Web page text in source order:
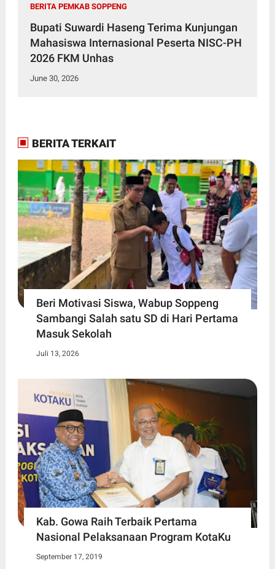
BERITA PEMKAB SOPPENG
Bupati Suwardi Haseng Terima Kunjungan
Mahasiswa Internasional Peserta NISC-PH
2026 FKM Unhas
June 30, 2026
BERITA TERKAIT
Beri Motivasi Siswa, Wabup Soppeng
Sambangi Salah satu SD di Hari Pertama
Masuk Sekolah
Juli 13, 2026
Kab. Gowa Raih Terbaik Pertama
Nasional Pelaksanaan Program KotaKu
September 17, 2019